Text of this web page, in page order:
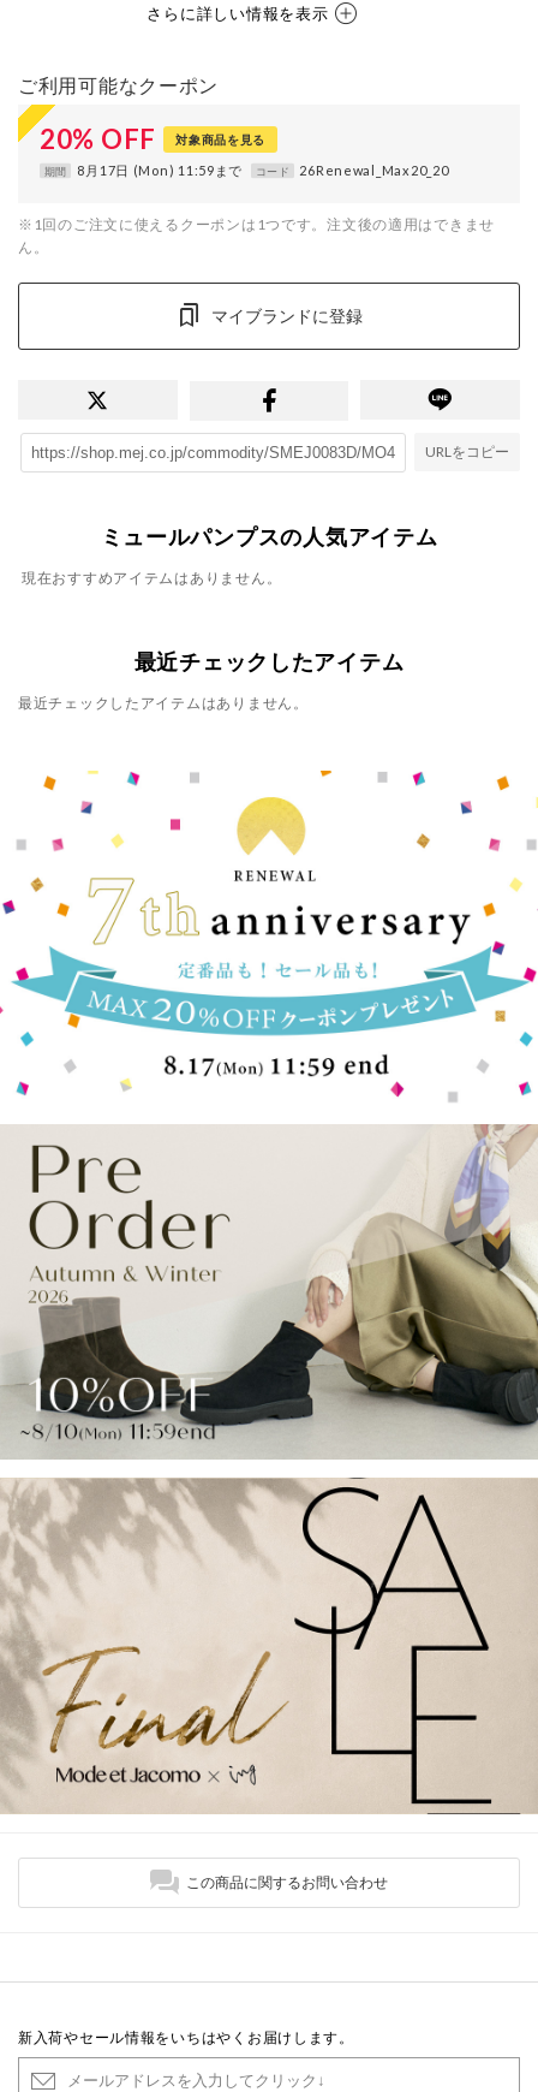
さらに詳しい情報を表示
ご利用可能なクーポン
20% OFF 対象商品を見る
期間 8月17日 (Mon) 11:59まで コード 26Renewal_Max20_20
※1回のご注文に使えるクーポンは1つです。注文後の適用はできませ
ん。
マイブランドに登録
URLをコピー
ミュールパンプスの人気アイテム
現在おすすめアイテムはありません。
最近チェックしたアイテム
最近チェックしたアイテムはありません。
この商品に関するお問い合わせ
新入荷やセール情報をいちはやくお届けします。